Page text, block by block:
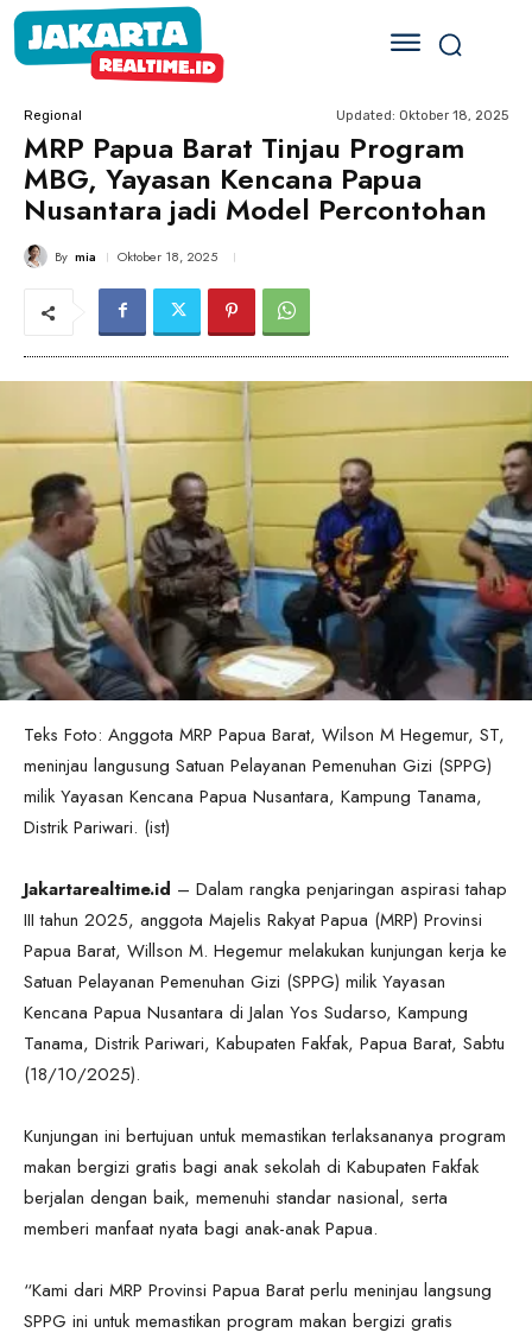
Regional Updated: Oktober 18, 2025
MRP Papua Barat Tinjau Program
MBG, Yayasan Kencana Papua
Nusantara jadi Model Percontohan
By mia Oktober 18, 2025
Teks Foto: Anggota MRP Papua Barat, Wilson M Hegemur, ST,
meninjau langusung Satuan Pelayanan Pemenuhan Gizi (SPPG)
milik Yayasan Kencana Papua Nusantara, Kampung Tanama,
Distrik Pariwari. (ist)
Jakartarealtime.id – Dalam rangka penjaringan aspirasi tahap
III tahun 2025, anggota Majelis Rakyat Papua (MRP) Provinsi
Papua Barat, Willson M. Hegemur melakukan kunjungan kerja ke
Satuan Pelayanan Pemenuhan Gizi (SPPG) milik Yayasan
Kencana Papua Nusantara di Jalan Yos Sudarso, Kampung
Tanama, Distrik Pariwari, Kabupaten Fakfak, Papua Barat, Sabtu
(18/10/2025).
Kunjungan ini bertujuan untuk memastikan terlaksananya program
makan bergizi gratis bagi anak sekolah di Kabupaten Fakfak
berjalan dengan baik, memenuhi standar nasional, serta
memberi manfaat nyata bagi anak-anak Papua.
“Kami dari MRP Provinsi Papua Barat perlu meninjau langsung
SPPG ini untuk memastikan program makan bergizi gratis